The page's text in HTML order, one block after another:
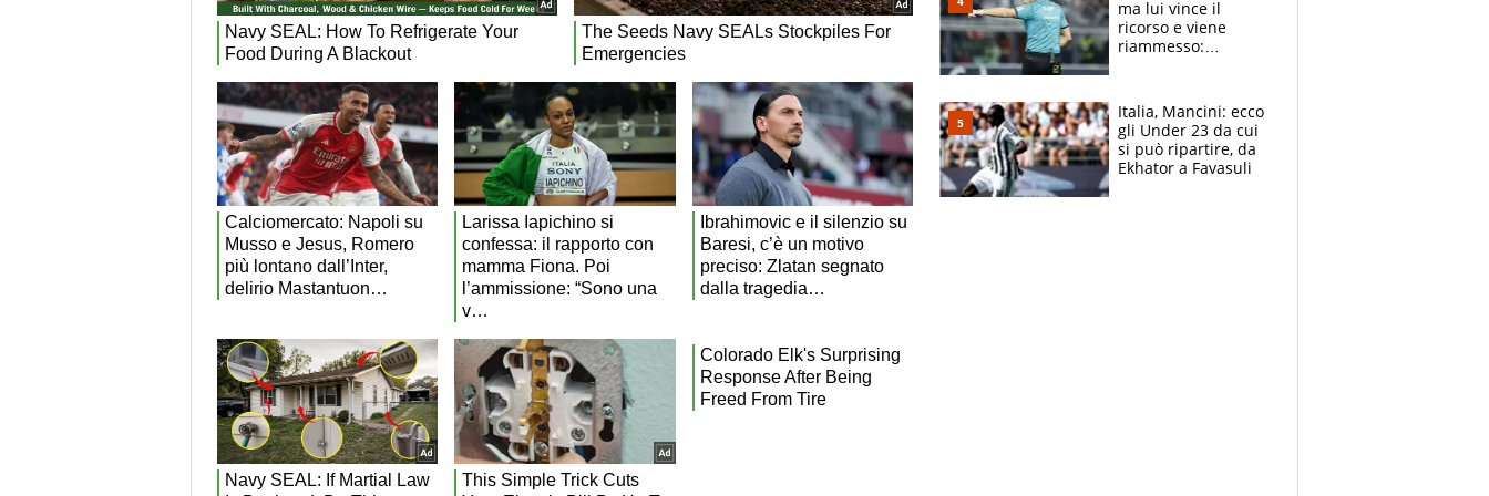
ma lui vince il
ricorso e viene
riammesso:
Italia, Mancini: ecco
gli Under 23 da cui
si può ripartire, da
Ekhator a Favasuli